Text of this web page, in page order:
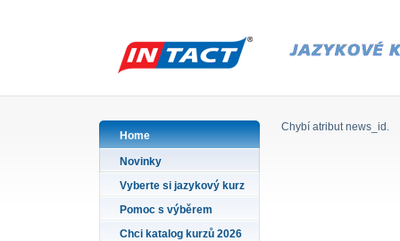
Home
Novinky
Vyberte si jazykový kurz
Pomoc s výběrem
Chci katalog kurzů 2026
Chybí atribut news_id.